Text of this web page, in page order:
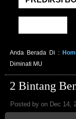
Anda Berada Di :
Diminati MU
2 Bintang
Posted by on Dec 14,